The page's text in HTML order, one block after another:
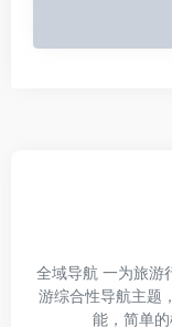
全域导航 一为旅游
游综合性导航主题
能，简单